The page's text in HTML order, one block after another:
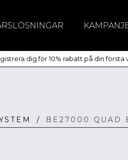
dig för 10% rabatt på din första
/ BE27000 QUAD